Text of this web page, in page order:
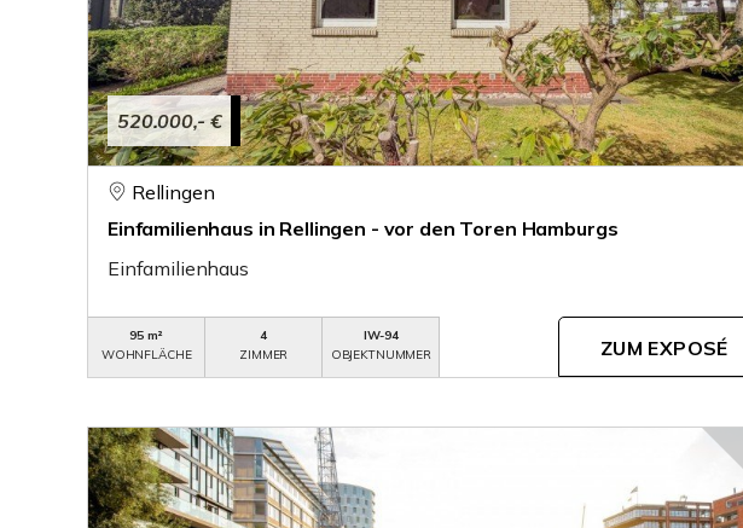
520.000,- €
Rellingen
Einfamilienhaus in Rellingen - vor den Toren Hamburgs
Einfamilienhaus
95 m²
WOHNFLÄCHE
4
ZIMMER
IW-94
OBJEKTNUMMER
ZUM EXPOSÉ